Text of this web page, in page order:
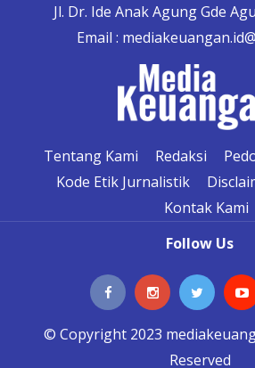
Jl. Dr. Ide Anak Agung Gde
Email :
Tentang Kami Redaksi
Kode Etik Jurnalistik
Kontak Kami
Follow Us
© Copyright 2023
Reserved